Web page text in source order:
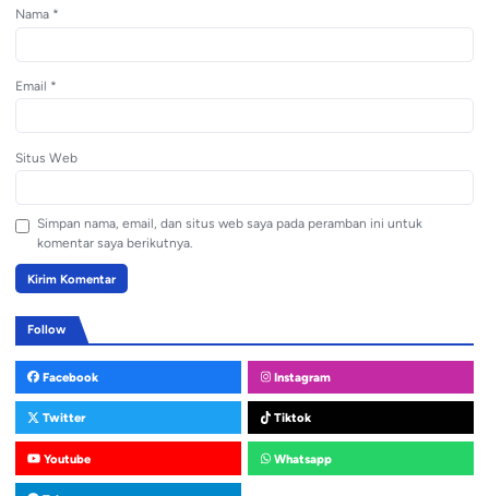
Nama *
Email *
Situs Web
Simpan nama, email, dan situs web saya pada peramban ini untuk
komentar saya berikutnya.
Follow
Facebook Instagram
Twitter Tiktok
Youtube Whatsapp